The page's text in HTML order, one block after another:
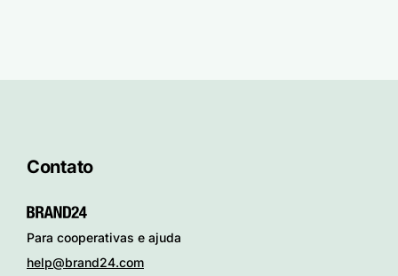
Contato
Para cooperativas e ajuda
help@brand24.com